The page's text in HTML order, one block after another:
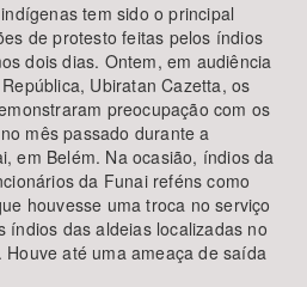
BUSCAR
tem sido o principal
de protesto feitas pelos índios
dois dias. Ontem, em audiência
Ubiratan Cazetta, os
preocupação com os
mês passado durante a
em Belém. Na ocasião, índios da
da Funai reféns como
houvesse uma troca no serviço
índios das aldeias localizadas no
até uma ameaça de saída